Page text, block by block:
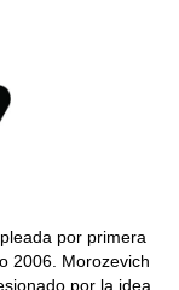
por primera
2006. Morozevich
por la idea